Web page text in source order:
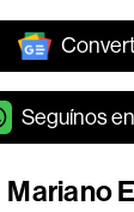
Seguínos
Mariano